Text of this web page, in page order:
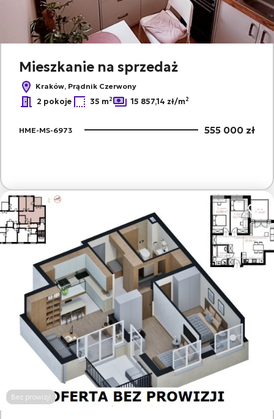
Mieszkanie na sprzedaż
Kraków, Prądnik Czerwony
2 pokoje 35 m2 15 857,14 zł/m2
HME-MS-6973 555 000 zł
Bez prowizji